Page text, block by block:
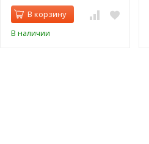
В корзину
В наличии